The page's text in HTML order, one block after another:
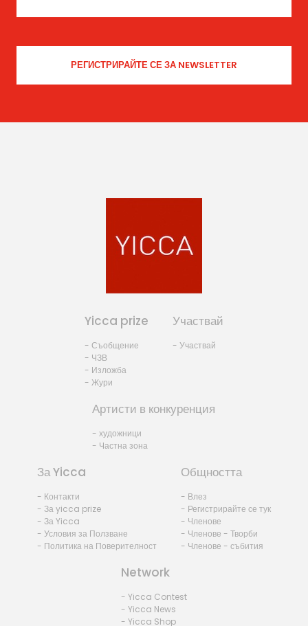
Yicca prize
- Съобщение
- ЧЗВ
- Изложба
- Жури
Участвай
- Участвай
Артисти в конкуренция
- художници
- Частна зона
За Yicca
- Контакти
- За yicca prize
- За Yicca
- Условия за Ползване
- Политика на Поверителност
Общността
- Влез
- Регистрирайте се тук
- Членове
- Членове - Творби
- Членове - събития
Network
- Yicca Contest
- Yicca News
- Yicca Shop